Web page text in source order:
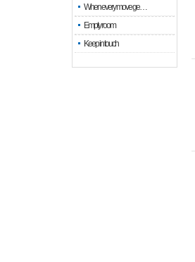
When every move ge…
Empty room
Keep in touch